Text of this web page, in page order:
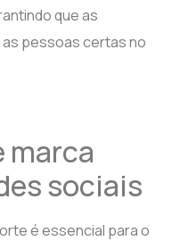
que as
pessoas certas no
marca
sociais
é essencial para o